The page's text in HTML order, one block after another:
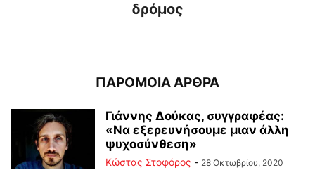
δρόμος
ΠΑΡΟΜΟΙΑ ΑΡΘΡΑ
Γιάννης Δούκας, συγγραφέας:
«Να εξερευνήσουμε μιαν άλλη
ψυχοσύνθεση»
Κώστας Στοφόρος - 28 Οκτωβρίου, 2020